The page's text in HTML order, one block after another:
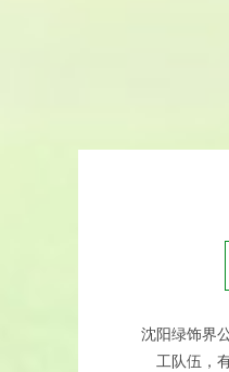
沈阳绿饰界
工队伍，